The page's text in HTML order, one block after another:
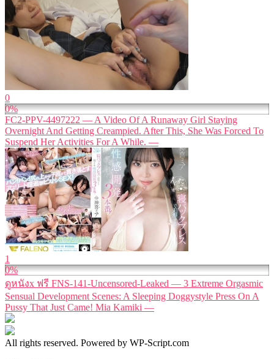
0
0%
FC2-PPV-4497222 — A Video Of A Runaway Girl Staying
Overnight And Getting Creampied. After This, She Was Forced To
Suspend Her Activities For A While. —
1
0%
ดูหนังx ฟรี FNS-141-Uncensored-Leaked — 3 Extreme Orgasmic
Sensual Development Scenes: A Sleeping Doggystyle Press On A
Pussy That Just Came! Mia Kamiki —
All rights reserved. Powered by WP-Script.com